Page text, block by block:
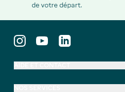
de votre départ.